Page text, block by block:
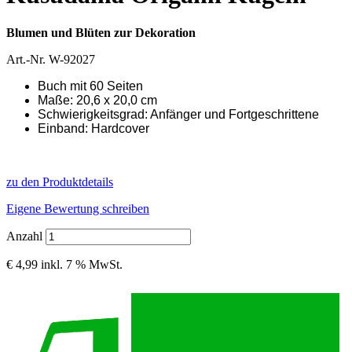
Blumen und Blüten zur Dekoration
Art.-Nr. W-92027
Buch mit 60 Seiten
Maße: 20,6 x 20,0 cm
Schwierigkeitsgrad: Anfänger und Fortgeschrittene
Einband: Hardcover
zu den Produktdetails
Eigene Bewertung schreiben
Anzahl
€ 4,99 inkl. 7 % MwSt.